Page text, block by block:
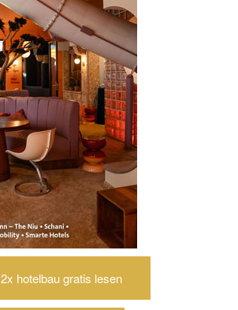
2x hotelbau gratis lesen